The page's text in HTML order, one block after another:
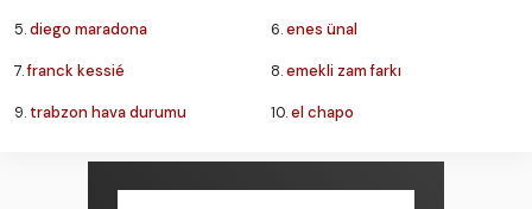
5.diego maradona 6.enes ünal
7.franck kessié 8.emekli zam farkı
9. trabzon hava durumu 10.el chapo